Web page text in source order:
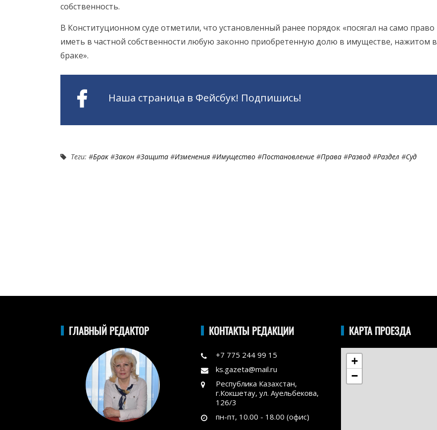
собственность.
В Конституционном суде отметили, что установленный ранее порядок «посягал на само право
иметь в частной собственности любую законно приобретенную долю в имуществе, нажитом в
браке».
Наша страница в Фейсбук! Подпишись!
Теги: #Брак #Закон #Защита #Изменения #Имущество #Постановление #Права #Развод #Раздел #Суд
ГЛАВНЫЙ РЕДАКТОР КОНТАКТЫ РЕДАКЦИИ
+7 775 244 99 15
ks.gazeta@mail.ru
Республика Казахстан,
г.Кокшетау, ул. Ауельбекова,
126/3
пн-пт, 10.00 - 18.00 (офис)
КАРТА ПРОЕЗДА
+
−